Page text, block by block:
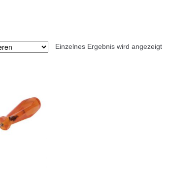
Einzelnes Ergebnis wird angezeigt